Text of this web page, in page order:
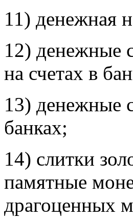
11) денежная
12) денежные
на счетах в
13) денежные
банках;
14) слитки
памятные
драгоценных